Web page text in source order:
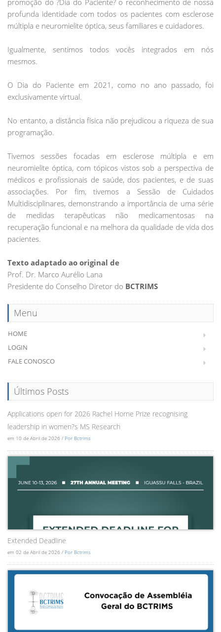
promoção do ?Dia do Paciente? o reconhecimento de nossa
profunda identidade com todos os pacientes com esclerose
múltipla e neuromielite óptica, seus familiares e cuidadores.
Igualmente, sentimos todos vocês integrados em nós
mesmos.
O Dia do Paciente em 2021, como no ano passado, foi
exclusivamente virtual.
No entanto, a distância física não prejudicou a riqueza de sua
programação.
Tivemos sessões focadas em esclerose múltipla e em
neuromielite óptica, com tópicos vistos sob a perspectiva de
médicos e profissionais de saúde, dos pacientes, e de suas
associações. Por fim, tivemos a Sessão de Cuidados
Multidisciplinares, demonstrando a importância de uma série
de medidas terapêuticas não medicamentosas na
recuperação funcional e na melhora da qualidade de vida dos
pacientes.
Texto adaptado ao original de
Prof. Dr. Marco Aurélio Lana
Presidente do Conselho Diretor do BCTRIMS
Menu
HOME
LOGIN
FALE CONOSCO
Últimos Posts
Applications open for 2026 Rachel Horne Prize recognising
leadership in women?s MS Research
em 10 de Abril de 2026 / Por Bctrims
Extended Deadline
em 02 de Abril de 2026 / Por Bctrims